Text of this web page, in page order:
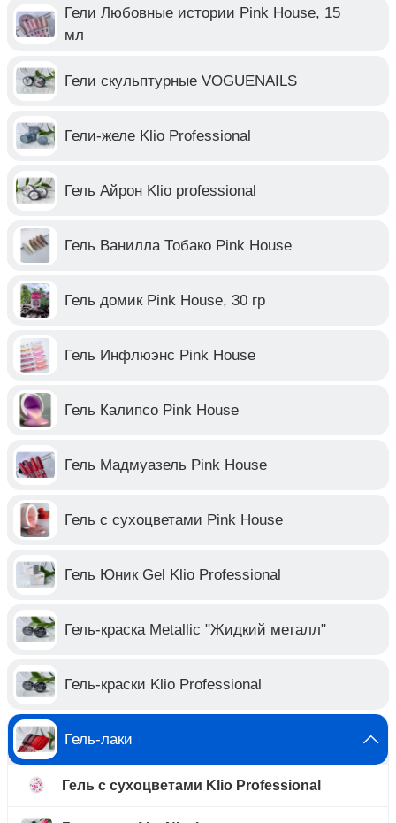
Гели Любовные истории Pink House, 15
мл
Гели скульптурные VOGUENAILS
Гели-желе Klio Professional
Гель Айрон Klio professional
Гель Ванилла Тобако Pink House
Гель домик Pink House, 30 гр
Гель Инфлюэнс Pink House
Гель Калипсо Pink House
Гель Мадмуазель Pink House
Гель с сухоцветами Pink House
Гель Юник Gel Klio Professional
Гель-краска Metallic "Жидкий металл"
Гель-краски Klio Professional
Гель-лаки
Гель с сухоцветами Klio Professional